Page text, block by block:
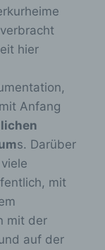
hier
Anfang
s. Darüber
mit
mit der
auf der